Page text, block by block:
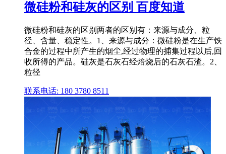
微硅粉和硅灰的区别 百度知道
微硅粉和硅灰的区别两者的区别有：来源与成分、粒
径、含量、稳定性。1、来源与成分：微硅粉是在生产铁
合金的过程中所产生的烟尘,经过物理的捕集过程以后,回
收所得的产品。硅灰是石灰石经焙烧后的石灰石渣。2、
粒径
联系电话: 180 3780 8511